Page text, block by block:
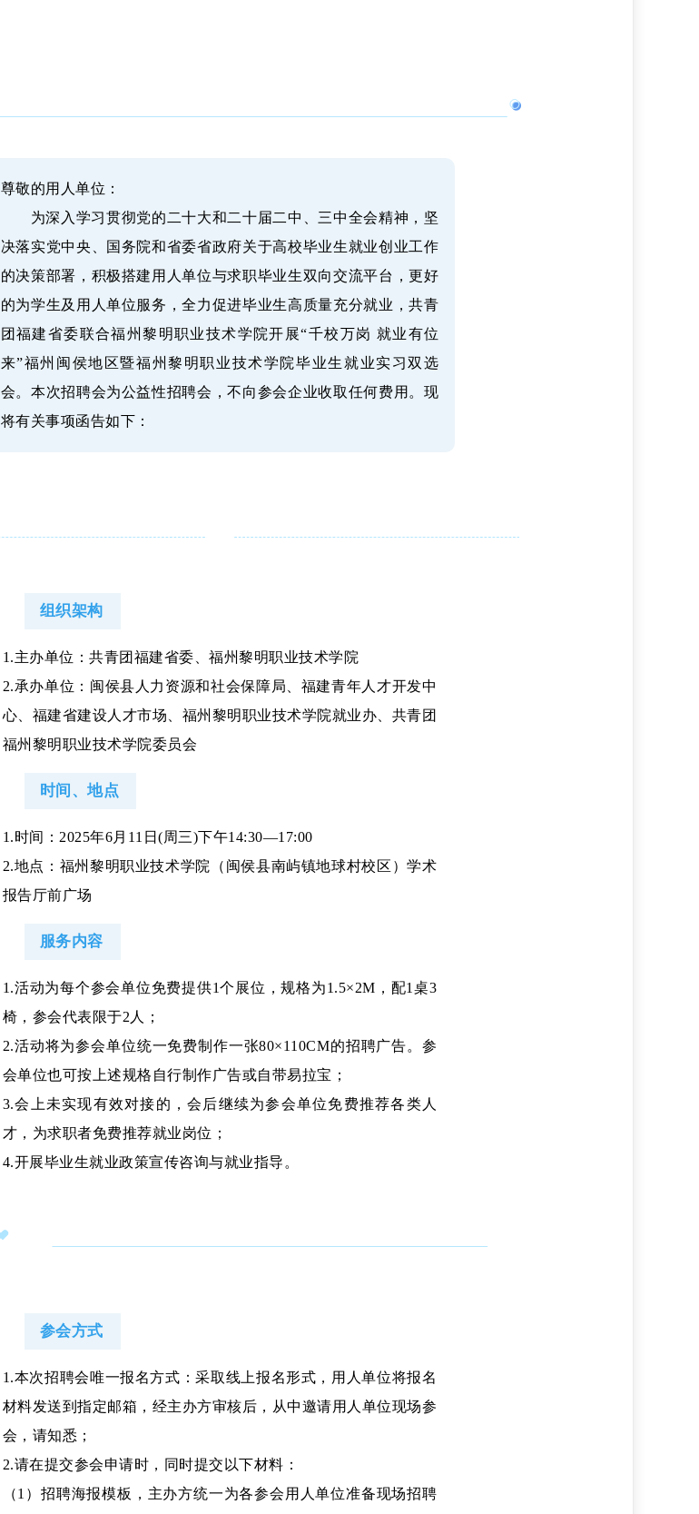
尊敬的用人单位：
为深入学习贯彻党的二十大和二十届二中、三中全会精神，坚
决落实党中央、国务院和省委省政府关于高校毕业生就业创业工作
的决策部署，积极搭建用人单位与求职毕业生双向交流平台，更好
的为学生及用人单位服务，全力促进毕业生高质量充分就业，共青
团福建省委联合福州黎明职业技术学院开展“千校万岗 就业有位
来”福州闽侯地区暨福州黎明职业技术学院毕业生就业实习双选
会。本次招聘会为公益性招聘会，不向参会企业收取任何费用。现
将有关事项函告如下：
组织架构
1.主办单位：共青团福建省委、福州黎明职业技术学院
2.承办单位：闽侯县人力资源和社会保障局、福建青年人才开发中
心、福建省建设人才市场、福州黎明职业技术学院就业办、共青团
福州黎明职业技术学院委员会
时间、地点
1.时间：2025年6月11日(周三)下午14:30—17:00
2.地点：福州黎明职业技术学院（闽侯县南屿镇地球村校区）学术
报告厅前广场
服务内容
1.活动为每个参会单位免费提供1个展位，规格为1.5×2M，配1桌3
椅，参会代表限于2人；
2.活动将为参会单位统一免费制作一张80×110CM的招聘广告。参
会单位也可按上述规格自行制作广告或自带易拉宝；
3.会上未实现有效对接的，会后继续为参会单位免费推荐各类人
才，为求职者免费推荐就业岗位；
4.开展毕业生就业政策宣传咨询与就业指导。
参会方式
1.本次招聘会唯一报名方式：采取线上报名形式，用人单位将报名
材料发送到指定邮箱，经主办方审核后，从中邀请用人单位现场参
会，请知悉；
2.请在提交参会申请时，同时提交以下材料：
（1）招聘海报模板，主办方统一为各参会用人单位准备现场招聘